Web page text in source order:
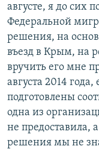
августе, я до сих
Федеральной
решения, на
въезд в Крым, на
вручить его мне
августа 2014
подготовлены
одна из
не предоставила,
решения мы не